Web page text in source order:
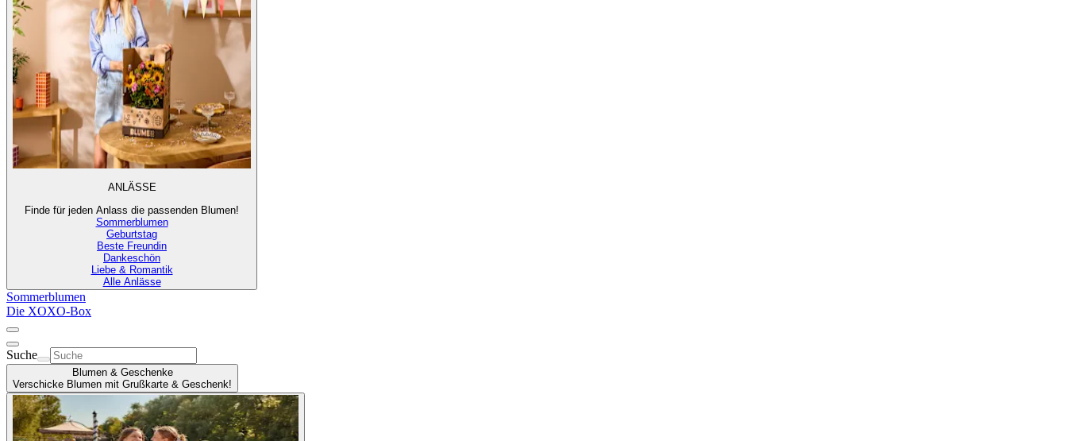
ANLÄSSE
Finde für jeden Anlass die passenden Blumen!
Sommerblumen
Geburtstag
Beste Freundin
Dankeschön
Liebe & Romantik
Alle Anlässe
Sommerblumen
Die XOXO-Box
Suche
Blumen & Geschenke
Verschicke Blumen mit Grußkarte & Geschenk!